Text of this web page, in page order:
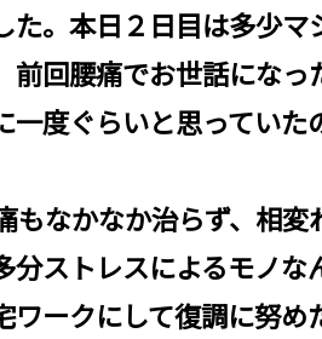
た。本日２日目は多少
前回腰痛でお世話にな
度ぐらいと思っていた
もなかなか治らず、相
分ストレスによるモノ
ワークにして復調に努め